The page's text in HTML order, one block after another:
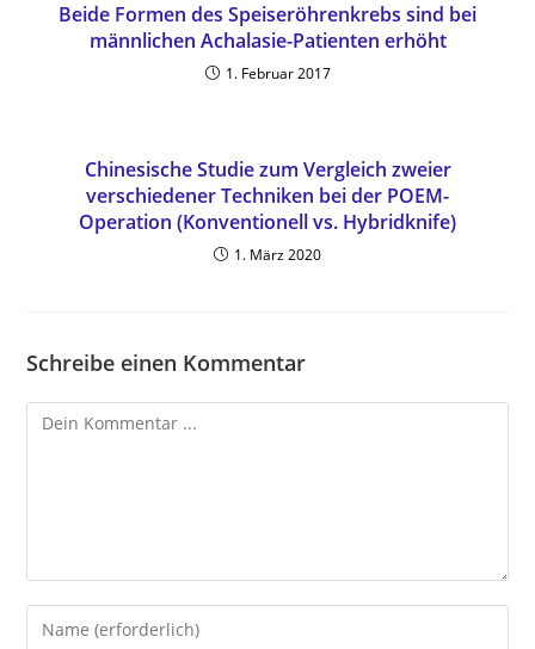
Beide Formen des Speiseröhrenkrebs sind bei
männlichen Achalasie-Patienten erhöht
1. Februar 2017
Chinesische Studie zum Vergleich zweier
verschiedener Techniken bei der POEM-
Operation (Konventionell vs. Hybridknife)
1. März 2020
Schreibe einen Kommentar
Kommentieren
Gib